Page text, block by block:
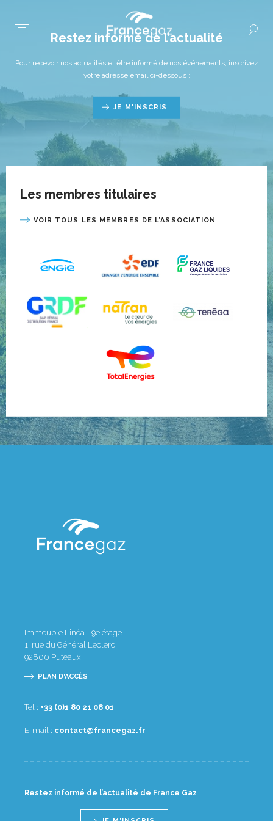
Restez informé de l’actualité
Pour recevoir nos actualités et être informé de nos événements, inscrivez
votre adresse email ci-dessous :
JE M'INSCRIS
Les membres titulaires
VOIR TOUS LES MEMBRES DE L’ASSOCIATION
Immeuble Linéa - 9e étage
1, rue du Général Leclerc
92800 Puteaux
PLAN D'ACCÈS
Tél : 10 80 12 08 1(0) 33+
E-mail : rf.zagecnarf@tcatnoc
Restez informé de l’actualité de France Gaz